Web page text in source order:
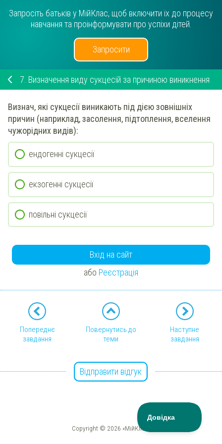
Запросіть батьків у МійКлас, щоб включити їх до процесу
навчання та проінформувати про успіхи дітей.
Запросити
7. Визначення виду сукцесій за причиною виникнення
Визнач, які сукцесіївиникають під дією зовнішніх
причин (наприклад, засолення, підтоплення, вселення
чужорідних видів):
ендогенні сукцесії
екзогенні сукцесії
повільні сукцесії
Вхід на сайт
або Реєстрація
Попереднє
завдання
Повернутись до
теми
Наступне
завдання
Відправити відгук
Copyright © 2026 «МійКлас»